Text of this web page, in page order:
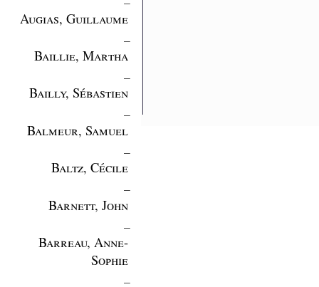
Augias, Guillaume
Baillie, Martha
Bailly, Sébastien
Balmeur, Samuel
Baltz, Cécile
Barnett, John
Barreau, Anne-
Sophie